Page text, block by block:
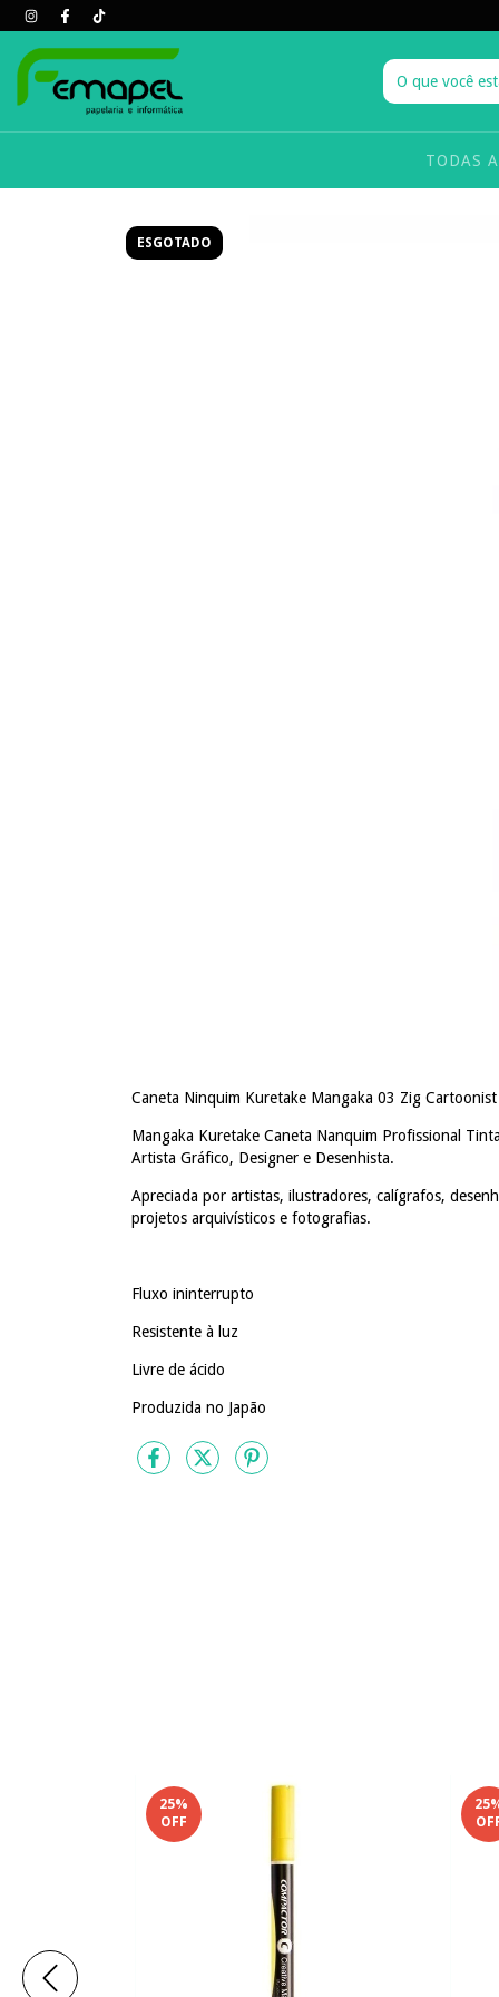
TODAS
ESGOTADO
Caneta Ninquim Kuretake Mangaka 03 Zig
Mangaka Kuretake Caneta Nanquim Profissional
Artista Gráfico, Designer e Desenhista.
Apreciada por artistas, ilustradores, calígrafos,
projetos arquivísticos e fotografias.
Fluxo ininterrupto
Resistente à luz
Livre de ácido
Produzida no Japão
25%
OFF
25